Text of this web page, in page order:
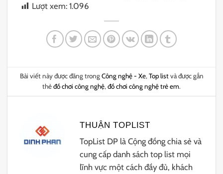
Lượt xem: 1.096
Bài viết này được đăng trongCông nghệ - Xe, Top listvà được gắn
thẻđồ chơi công nghệ, đồ chơi công nghệ trẻ em.
THUẬN TOPLIST
TopList DP là Cộng đồng chia sẻ và
cung cấp danh sách top list mọi
lĩnh vực một cách đầy đủ, khách